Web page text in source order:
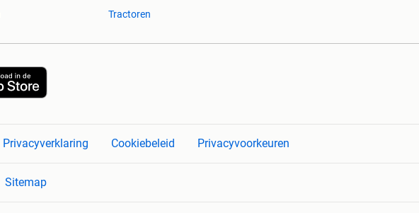
Tractoren
Privacyverklaring Cookiebeleid Privacyvoorkeuren
Sitemap